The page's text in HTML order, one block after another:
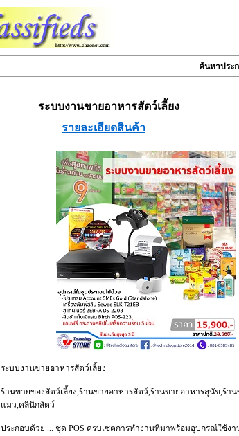
ค้นหาประ
ระบบงานขายอาหารสัตว์เลี้ยง
รายละเอียดสินค้า
ระบบงานขายอาหารสัตว์เลี้ยง
ร้านขายของสัตว์เลี้ยง,ร้านขายอาหารสัตว์,ร้านขายอาหารสุนัข,ร้า
แมว,คลินิกสัตว์
ประกอบด้วย ... ชุด POS ครบเซตการทำงานที่มาพร้อมอุปกรณ์ใช้ง